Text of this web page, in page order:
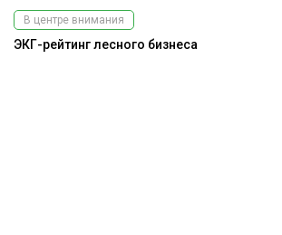
В центре внимания
ЭКГ-рейтинг лесного бизнеса